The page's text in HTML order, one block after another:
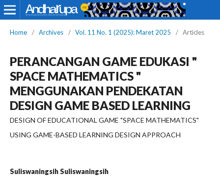
Home / Archives / Vol. 11 No. 1 (2025): Maret 2025 / Articles
PERANCANGAN GAME EDUKASI "
SPACE MATHEMATICS "
MENGGUNAKAN PENDEKATAN
DESIGN GAME BASED LEARNING
DESIGN OF EDUCATIONAL GAME "SPACE MATHEMATICS"
USING GAME-BASED LEARNING DESIGN APPROACH
Suliswaningsih Suliswaningsih